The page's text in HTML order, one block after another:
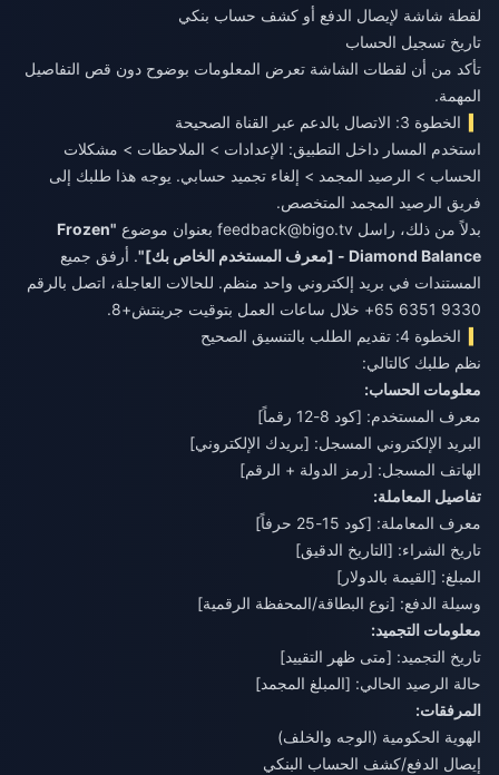
لقطة شاشة لإيصال الدفع أو كشف حساب بنكي
تاريخ تسجيل الحساب
تأكد من أن لقطات الشاشة تعرض المعلومات بوضوح دون قص التفاصيل
المهمة.
الخطوة 3: الاتصال بالدعم عبر القناة الصحيحة
استخدم المسار داخل التطبيق: الإعدادات > الملاحظات > مشكلات
الحساب > الرصيد المجمد > إلغاء تجميد حسابي. يوجه هذا طلبك إلى
فريق الرصيد المجمد المتخصص.
بدلاً من ذلك، راسل feedback@bigo.tv بعنوان موضوع
"Frozen
Diamond Balance - [معرف المستخدم الخاص بك]"
. أرفق جميع
المستندات في بريد إلكتروني واحد منظم. للحالات العاجلة، اتصل بالرقم
9330 6351 65+ خلال ساعات العمل بتوقيت جرينتش+8.
الخطوة 4: تقديم الطلب بالتنسيق الصحيح
نظم طلبك كالتالي:
معلومات الحساب:
معرف المستخدم: [كود 8-12 رقماً]
البريد الإلكتروني المسجل: [بريدك الإلكتروني]
الهاتف المسجل: [رمز الدولة + الرقم]
تفاصيل المعاملة:
معرف المعاملة: [كود 15-25 حرفاً]
تاريخ الشراء: [التاريخ الدقيق]
المبلغ: [القيمة بالدولار]
وسيلة الدفع: [نوع البطاقة/المحفظة الرقمية]
معلومات التجميد:
تاريخ التجميد: [متى ظهر التقييد]
حالة الرصيد الحالي: [المبلغ المجمد]
المرفقات:
الهوية الحكومية (الوجه والخلف)
إيصال الدفع/كشف الحساب البنكي